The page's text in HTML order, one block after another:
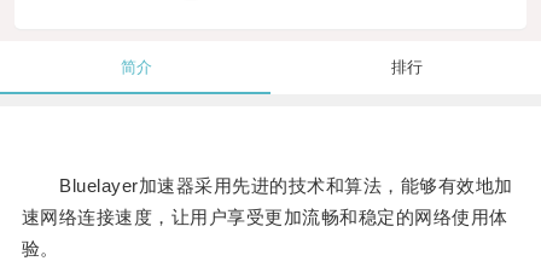
简介 排行
Bluelayer加速器采用先进的技术和算法，能够有效地加
速网络连接速度，让用户享受更加流畅和稳定的网络使用体
验。